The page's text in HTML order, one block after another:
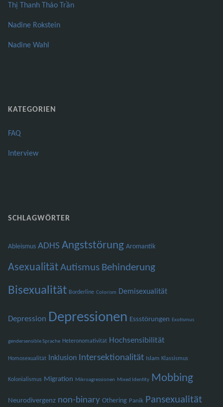
Thị Thanh Thảo Trần
Nadine Rokstein
Nadine Wahl
KATEGORIEN
FAQ
Interview
SCHLAGWÖRTER
Ableismus ADHS Angststörung Aromantik
AsexualitätAutismus Behinderung
Bisexualität Borderline Colorism Demisexualität
Depression Depressionen Essstörungen Exotismus
gendersensible Sprache Heteronomativität Hochsensibilität
Homosexualität Inklusion Intersektionalität Islam Klassismus
Kolonialismus Migration Mikroagressionen Mixed Identity Mobbing
Neurodivergenz non-binary Othering Panik Pansexualität